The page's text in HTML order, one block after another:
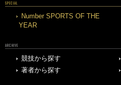
SPECIAL
Number SPORTS OF THE
YEAR
ARCHIVE
競技から探す
著者から探す